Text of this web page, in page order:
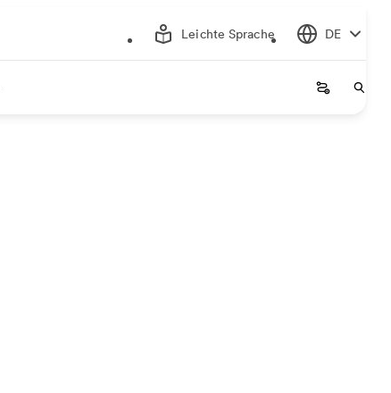
Leichte Sprache DE
Startseite